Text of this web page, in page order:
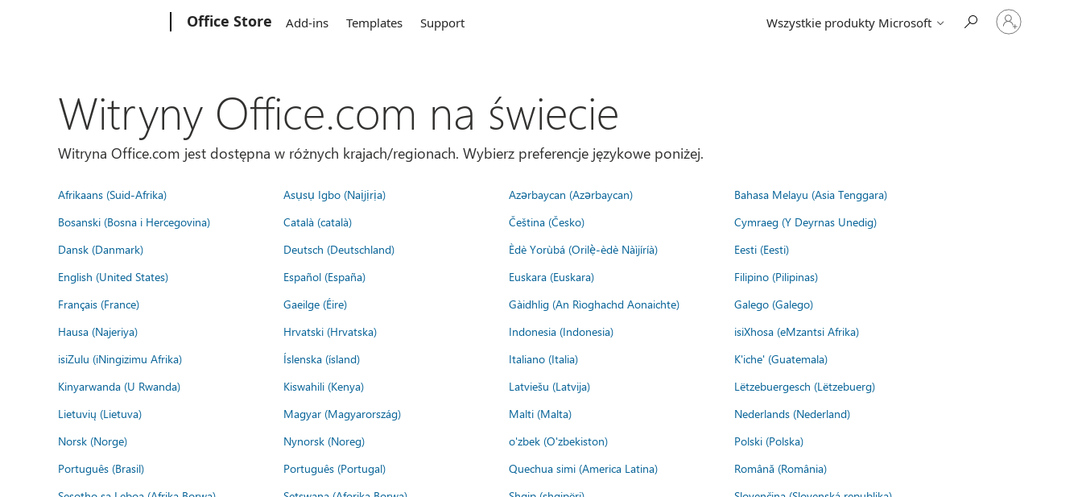
Office Store Add-ins Templates Support Wszystkie produkty Microsoft
Zaloguj
się
Witryny Office.com na świecie
Witryna Office.com jest dostępna w różnych krajach/regionach. Wybierz preferencje językowe poniżej.
Afrikaans (Suid-Afrika) Asụsụ Igbo (Naịjịrịa) Azərbaycan (Azərbaycan)
Bahasa Melayu (Asia Tenggara)
Bosanski (Bosna i Hercegovina)
Català (català) Čeština (Česko)
Cymraeg (Y Deyrnas Unedig)
Dansk (Danmark)
Deutsch (Deutschland) Èdè Yorùbá (Orilẹ̀-èdè Nàìjíríà)
Eesti (Eesti)
English (United States)
Español (España) Euskara (Euskara)
Filipino (Pilipinas)
Français (France)
Gaeilge (Éire) Gàidhlig (An Rìoghachd Aonaichte)
Galego (Galego)
Hausa (Najeriya)
Hrvatski (Hrvatska) Indonesia (Indonesia)
isiXhosa (eMzantsi Afrika)
isiZulu (iNingizimu Afrika)
Íslenska (ísland) Italiano (Italia)
K'iche' (Guatemala)
Kinyarwanda (U Rwanda)
Kiswahili (Kenya) Latviešu (Latvija)
Lëtzebuergesch (Lëtzebuerg)
Lietuvių (Lietuva)
Magyar (Magyarország) Malti (Malta)
Nederlands (Nederland)
Norsk (Norge)
Nynorsk (Noreg) o'zbek (O'zbekiston)
Polski (Polska)
Português (Brasil)
Português (Portugal) Quechua simi (America Latina)
Română (România)